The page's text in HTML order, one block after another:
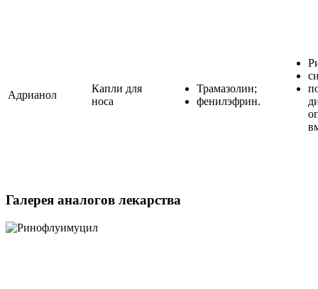
Адрианол
Капли для
носа
Трамазолин;
фенилэфрин.
Галерея аналогов лекарства